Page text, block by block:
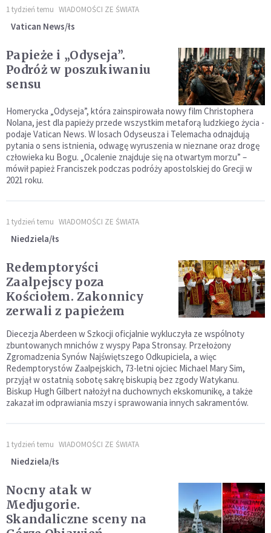
1 tydzień temu WIADOMOŚCI ZE ŚWIATA
Vatican News/łs
Papieże i „Odyseja”.
Podróż w poszukiwaniu
sensu
Homerycka „Odyseja”, która zainspirowała nowy film Christophera
Nolana, jest dla papieży przede wszystkim metaforą ludzkiego życia -
podaje Vatican News. W losach Odyseusza i Telemacha odnajdują
pytania o sens istnienia, odwagę wyruszenia w nieznane oraz drogę
człowieka ku Bogu. „Ocalenie znajduje się na otwartym morzu” –
mówił papież Franciszek podczas podróży apostolskiej do Grecji w
2021 roku.
1 tydzień temu WIADOMOŚCI ZE ŚWIATA
Niedziela/łs
Redemptoryści
Zaalpejscy poza
Kościołem. Zakonnicy
zerwali z papieżem
Diecezja Aberdeen w Szkocji oficjalnie wykluczyła ze wspólnoty
zbuntowanych mnichów z wyspy Papa Stronsay. Przełożony
Zgromadzenia Synów Najświętszego Odkupiciela, a więc
Redemptorystów Zaalpejskich, 73-letni ojciec Michael Mary Sim,
przyjął w ostatnią sobotę sakrę biskupią bez zgody Watykanu.
Biskup Hugh Gilbert nałożył na duchownych ekskomunikę, a także
zakazał im odprawiania mszy i sprawowania innych sakramentów.
1 tydzień temu WIADOMOŚCI ZE ŚWIATA
Niedziela/łs
Nocny atak w
Medjugorie.
Skandaliczne sceny na